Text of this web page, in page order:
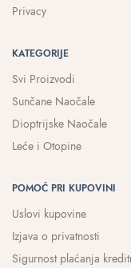
Privacy
KATEGORIJE
Svi Proizvodi
Sunčane Naočale
Dioptrijske Naočale
Leće i Otopine
POMOĆ PRI KUPOVINI
Uslovi kupovine
Izjava o privatnosti
Sigurnost plaćanja